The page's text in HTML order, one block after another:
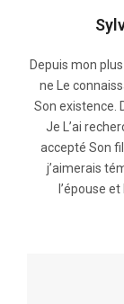
Depuis mon
ne Le
Son existence.
Je L’ai
accepté Son
j’aimerais
l’épouse